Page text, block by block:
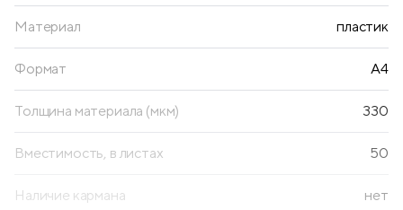
Материал пластик
Формат А4
Толщина материала (мкм) 330
Вместимость, в листах 50
Наличие кармана нет